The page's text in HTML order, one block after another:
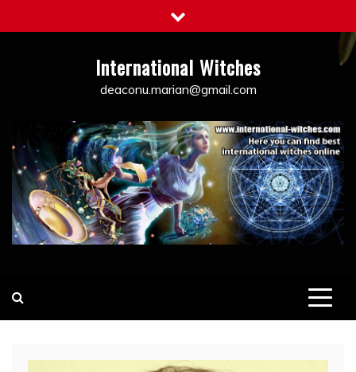
to
International Witches
deaconu.marian@gmail.com